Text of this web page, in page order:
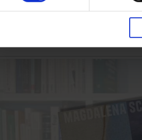
Das könnte Sie auch